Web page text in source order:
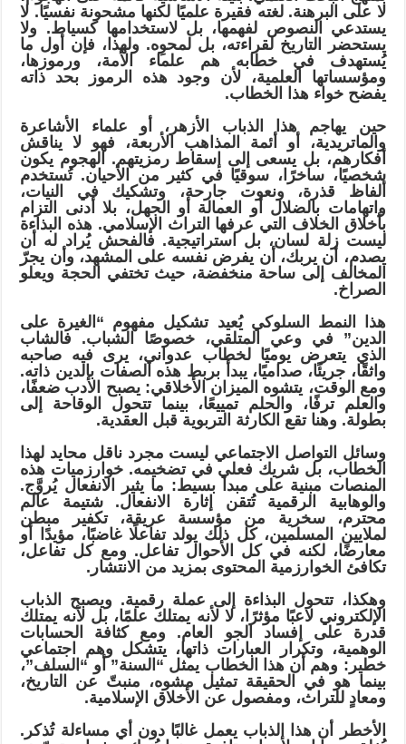
لا على البرهنة. لغته فقيرة علميًا لكنها مشحونة نفسيًا. لا
يستدعي النصوص لفهمها، بل لاستخدامها كسياط. ولا
يستحضر التاريخ لقراءته، بل لمحوِه. ولهذا، فإن أول ما
يُستهدف في خطابه هم علماء الأمة، ورموزها،
ومؤسساتها العلمية، لأن وجود هذه الرموز بحد ذاته
يفضح خواء هذا الخطاب.
حين يهاجم هذا الذباب الأزهر، أو علماء الأشاعرة
والماتريدية، أو أئمة المذاهب الأربعة، فهو لا يناقش
أفكارهم، بل يسعى إلى إسقاط رمزيتهم. الهجوم يكون
شخصيًا، ساخرًا، سوقيًا في كثير من الأحيان. تُستخدم
ألفاظ قذرة، ونعوت جارحة، وتشكيك في النيات،
واتهامات بالضلال أو العمالة أو الجهل، بلا أدنى التزام
بأخلاق الخلاف التي عرفها التراث الإسلامي. هذه البذاءة
ليست زلة لسان، بل استراتيجية. فالفحش يُراد له أن
يصدم، أن يربك، أن يفرض نفسه على المشهد، وأن يجرّ
المخالف إلى ساحة منخفضة، حيث تختفي الحجة ويعلو
الصراخ.
هذا النمط السلوكي يُعيد تشكيل مفهوم “الغيرة على
الدين” في وعي المتلقي، خصوصًا الشباب. فالشاب
الذي يتعرض يوميًا لخطاب عدواني، يرى فيه صاحبه
واثقًا، جريئًا، صداميًا، يبدأ بربط هذه الصفات بالدين ذاته.
ومع الوقت، يتشوه الميزان الأخلاقي: يصبح الأدب ضعفًا،
والعلم ترفًا، والحلم تمييعًا، بينما تتحول الوقاحة إلى
بطولة. وهنا تقع الكارثة التربوية قبل العقدية.
وسائل التواصل الاجتماعي ليست مجرد ناقل محايد لهذا
الخطاب، بل شريك فعلي في تضخيمه. خوارزميات هذه
المنصات مبنية على مبدأ بسيط: ما يثير الانفعال يُروَّج.
والوهابية الرقمية تُتقن إثارة الانفعال. شتيمة عالم
محترم، سخرية من مؤسسة عريقة، تكفير مبطن
لملايين المسلمين، كل ذلك يولد تفاعلًا غاضبًا، مؤيدًا أو
معارضًا، لكنه في كل الأحوال تفاعل. ومع كل تفاعل،
تكافئ الخوارزمية المحتوى بمزيد من الانتشار.
وهكذا، تتحول البذاءة إلى عملة رقمية. ويصبح الذباب
الإلكتروني لاعبًا مؤثرًا، لا لأنه يمتلك علمًا، بل لأنه يمتلك
قدرة على إفساد الجو العام. ومع كثافة الحسابات
الوهمية، وتكرار العبارات ذاتها، يتشكل وهم اجتماعي
خطير: وهم أن هذا الخطاب يمثل “السنة” أو “السلف”،
بينما هو في الحقيقة تمثيل مشوه، منبتّ عن التاريخ،
ومعادٍ للتراث، ومفصول عن الأخلاق الإسلامية.
الأخطر أن هذا الذباب يعمل غالبًا دون أي مساءلة تُذكر.